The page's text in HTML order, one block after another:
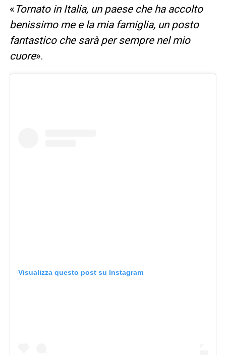
« Tornato in Italia, un paese che ha accolto
benissimo me e la mia famiglia, un posto
fantastico che sarà per sempre nel mio
cuore».
Visualizza questo post su Instagram